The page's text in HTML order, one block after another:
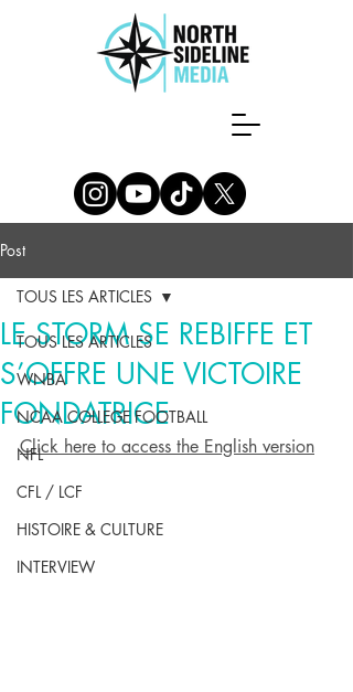
Post
TOUS LES ARTICLES
WNBA
NCAA COLLEGE FOOTBALL
NFL
CFL / LCF
HISTOIRE & CULTURE
INTERVIEW
TOUS LES ARTICLES
LE STORM SE REBIFFE ET
S’OFFRE UNE VICTOIRE
FONDATRICE
Click here to access the English version